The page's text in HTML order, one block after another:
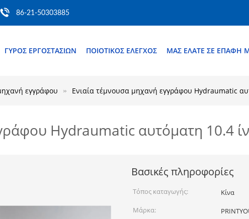
86-21-50303885
ΓΎΡΟΣ ΕΡΓΟΣΤΑΣΊΩΝ ΠΟΙΟΤΙΚΌΣ ΈΛΕΓΧΟΣ ΜΑΣ ΕΛΆΤΕ ΣΕ ΕΠΑΦΉ
εγγράφου Ενιαία τέμνουσα μηχανή εγγράφου Hydraumatic
Hydraumatic αυτόματη 10.4
Βασικές πληροφορίες
Τόπος καταγωγής:
Κίνα
Μάρκα: